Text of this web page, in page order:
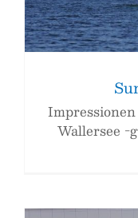
Wallersee -